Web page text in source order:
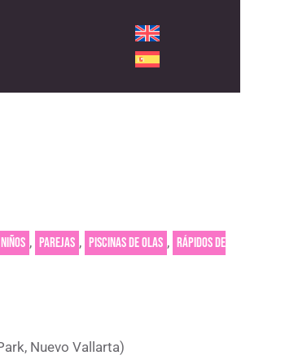
Niños , Parejas , Piscinas de olas , Rápidos de